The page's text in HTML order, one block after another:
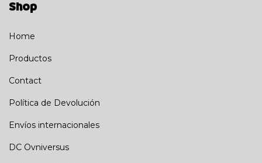
Shop
Home
Productos
Contact
Política de Devolución
Envíos internacionales
DC Ovniversus